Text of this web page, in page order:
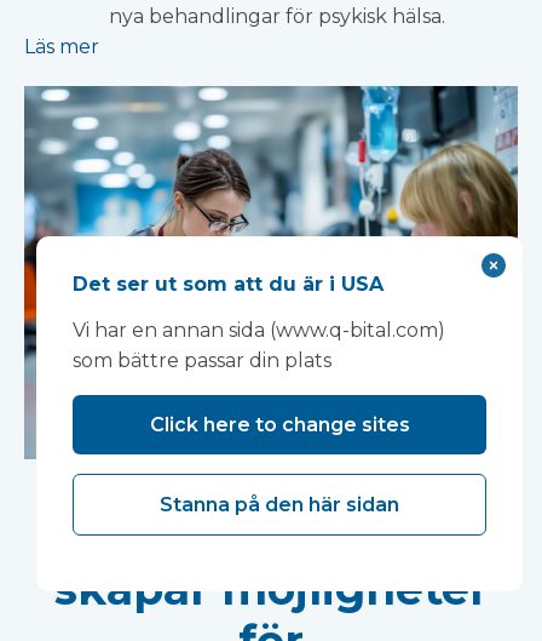
nya behandlingar för psykisk hälsa.
Läs mer
Ny nationell strategi
för kvinnors hälsa
skapar möjligheter
Det ser ut som att du är i USA
Vi har en annan sida (www.q-bital.com)
som bättre passar din plats
Click here to change sites
Stanna på den här sidan